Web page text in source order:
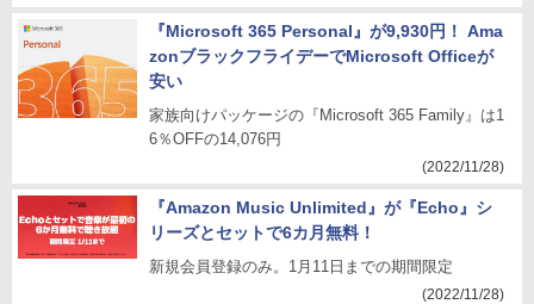
『Microsoft 365 Personal』が9,930円！ Ama
zonブラックフライデーでMicrosoft Officeが
安い
家族向けパッケージの『Microsoft 365 Family』は1
6％OFFの14,076円
(2022/11/28)
『Amazon Music Unlimited』が『Echo』シ
リーズとセットで6カ月無料！
新規会員登録のみ。1月11日までの期間限定
(2022/11/28)